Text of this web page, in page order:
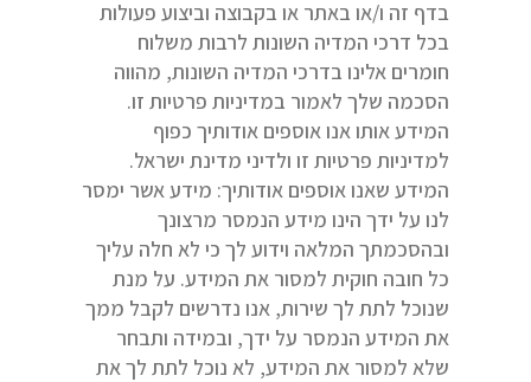
בדף זה ו/או באתר או בקבוצה וביצוע פעולות
בכל דרכי המדיה השונות לרבות משלוח
חומרים אלינו בדרכי המדיה השונות, מהווה
הסכמה שלך לאמור במדיניות פרטיות זו.
המידע אותו אנו אוספים אודותיך כפוף
למדיניות פרטיות זו ולדיני מדינת ישראל.
המידע שאנו אוספים אודותיך: מידע אשר ימסר
לנו על ידך הינו מידע הנמסר מרצונך
ובהסכמתך המלאה וידוע לך כי לא חלה עליך
כל חובה חוקית למסור את המידע. על מנת
שנוכל לתת לך שירות, אנו נדרשים לקבל ממך
את המידע הנמסר על ידך, ובמידה ותבחר
שלא למסור את המידע, לא נוכל לתת לך את